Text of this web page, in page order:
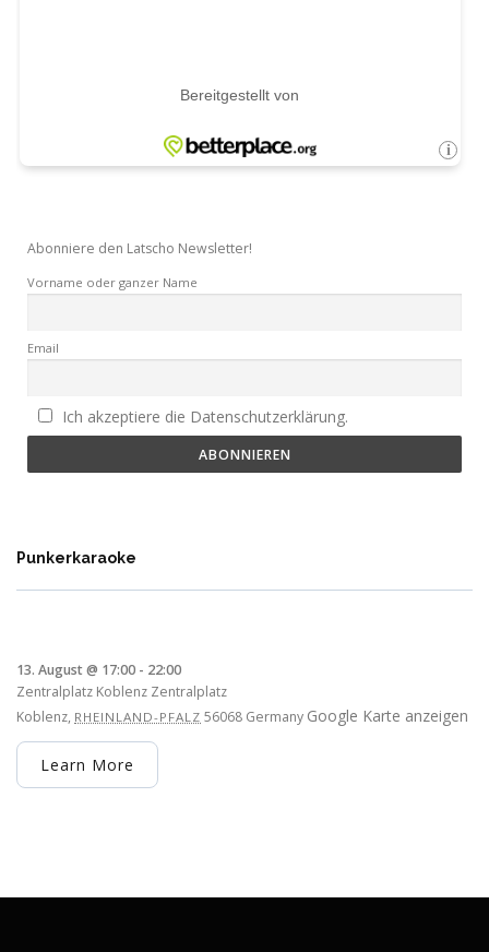
Abonniere den Latscho Newsletter!
Vorname oder ganzer Name
Email
Ich akzeptiere die Datenschutzerklärung.
Punkerkaraoke
13. August @ 17:00 - 22:00
Zentralplatz Koblenz Zentralplatz
Koblenz, RHEINLAND-PFALZ 56068 Germany Google Karte anzeigen
Learn More